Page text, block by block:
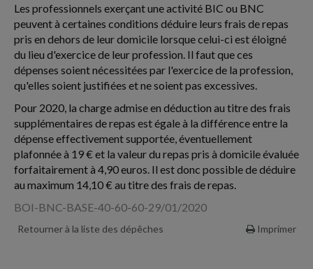
Les professionnels exerçant une activité BIC ou BNC
peuvent à certaines conditions déduire leurs frais de repas
pris en dehors de leur domicile lorsque celui-ci est éloigné
du lieu d'exercice de leur profession. Il faut que ces
dépenses soient nécessitées par l'exercice de la profession,
qu'elles soient justifiées et ne soient pas excessives.
Pour 2020, la charge admise en déduction au titre des frais
supplémentaires de repas est égale à la différence entre la
dépense effectivement supportée, éventuellement
plafonnée à 19 € et la valeur du repas pris à domicile évaluée
forfaitairement à 4,90 euros. Il est donc possible de déduire
au maximum 14,10 € au titre des frais de repas.
BOI-BNC-BASE-40-60-60-29/01/2020
Retourner à la liste des dépêches Imprimer